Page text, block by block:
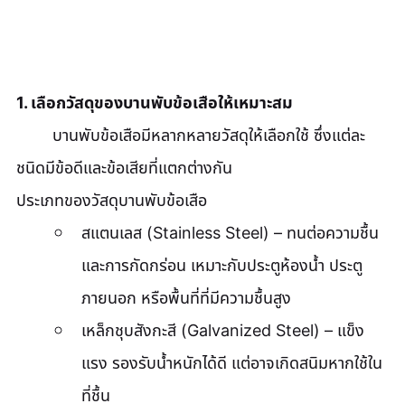
1. เลือกวัสดุของบานพับข้อเสือให้เหมาะสม
ชนิดมีข้อดีและข้อเสียที่แตกต่างกัน
ประเภทของวัสดุบานพับข้อเสือ
สแตนเลส (Stainless Steel) – ทนต่อความชื้น
และการกัดกร่อน เหมาะกับประตูห้องน้ำ ประตู
ภายนอก หรือพื้นที่ที่มีความชื้นสูง
เหล็กชุบสังกะสี (Galvanized Steel) – แข็ง
แรง รองรับน้ำหนักได้ดี แต่อาจเกิดสนิมหากใช้ใน
ที่ชื้น